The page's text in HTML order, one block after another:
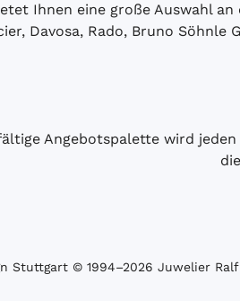
Ihnen eine große Auswahl
Davosa, Rado, Bruno Söhnle
Angebotspalette wird
Stuttgart© 1994­–2026 Juwelier